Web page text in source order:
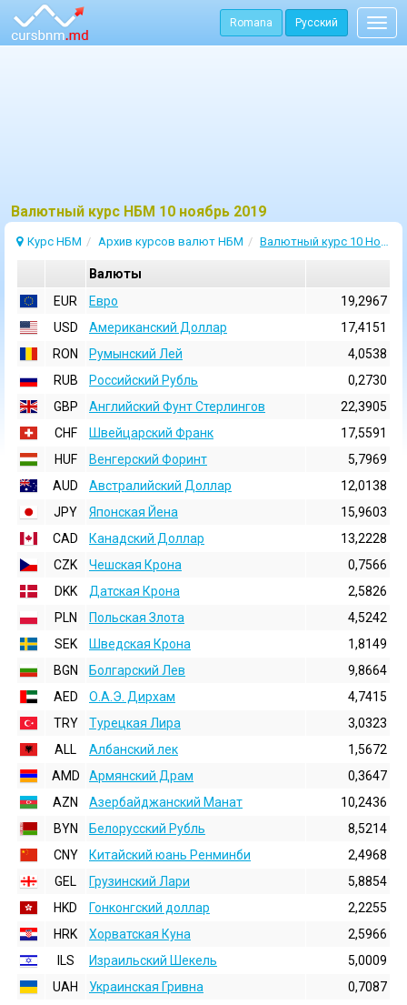
Romana Русский
Bалютный курс НБМ 10 ноябрь 2019
Курс НБМ Архив курсов валют НБМ Валютный курс 10 Ноябрь 2019
Валюты
EUR
Евро
19,2967
USD
Aмериканский Доллар
17,4151
RON
Румынский Лей
4,0538
RUB
Российский Рубль
0,2730
GBP
Английский Фунт Стерлингов
22,3905
CHF
Швейцарский Франк
17,5591
HUF
Венгерский Форинт
5,7969
AUD
Австралийский Доллар
12,0138
JPY
Японская Йена
15,9603
CAD
Канадский Доллар
13,2228
CZK
Чешская Крона
0,7566
DKK
Датская Крона
2,5826
PLN
Польская Злота
4,5242
SEK
Шведская Крона
1,8149
BGN
Болгарский Лев
9,8664
AED
О.А.Э. Дирхам
4,7415
TRY
Турецкая Лира
3,0323
ALL
Албанский лек
1,5672
AMD
Армянский Драм
0,3647
AZN
Азербайджанский Манат
10,2436
BYN
Белорусский Рубль
8,5214
CNY
Китайский юань Ренминби
2,4968
GEL
Грузинский Лари
5,8854
HKD
Гонконгский доллаp
2,2255
HRK
Хорватская Куна
2,5966
ILS
Израильский Шекель
5,0009
UAH
Украинская Гривна
0,7087